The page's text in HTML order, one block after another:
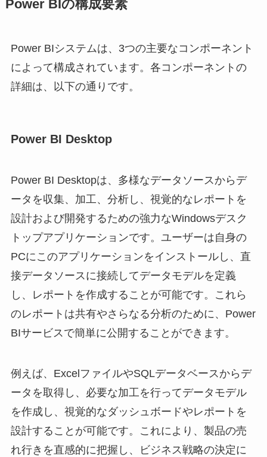
Power BIの構成要素
Power BIシステムは、3つの主要なコンポーネント
によって構成されています。各コンポーネントの
詳細は、以下の通りです。
Power BI Desktop
Power BI Desktopは、多様なデータソースからデ
ータを収集、加工、分析し、視覚的なレポートを
設計および開発するための強力なWindowsデスク
トップアプリケーションです。ユーザーは自身の
PCにこのアプリケーションをインストールし、直
接データソースに接続してデータモデルを定義
し、レポートを作成することが可能です。これら
のレポートは共有やさらなる分析のために、Power
BIサービスで簡単に公開することができます。
例えば、ExcelファイルやSQLデータベースからデ
ータを取得し、必要な加工を行ってデータモデル
を作成し、視覚的なダッシュボードやレポートを
設計することが可能です。これにより、製品の売
れ行きを直感的に把握し、ビジネス戦略の決定に